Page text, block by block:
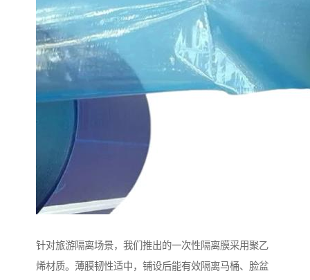
针对旅游隔离场景，我们推出的一次性隔离膜采用聚乙
烯材质。薄膜韧性适中，铺设后能有效隔离马桶、脸盆